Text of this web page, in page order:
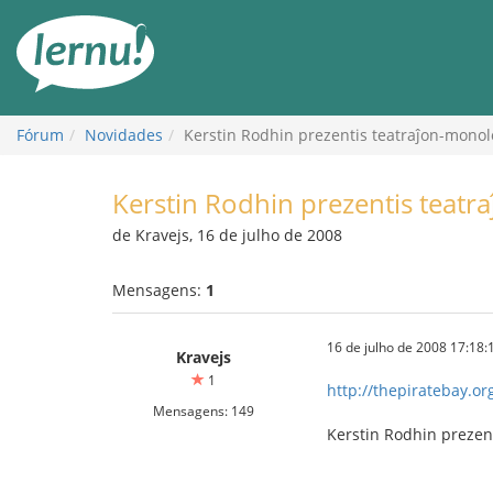
conteúdo
Fórum Novidades Kerstin Rodhin prezentis teatraĵon-
Kerstin Rodhin prezentis
de Kravejs, 16 de julho de 2008
Mensagens: 1
Kravejs
1
Mensagens: 149
16 de julho de 2008
http://
Kerstin Rodhin